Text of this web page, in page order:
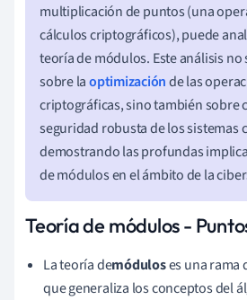
multiplicación de puntos (una
cálculos criptográficos), puede
teoría de módulos. Este análisis
sobre laoptimizaciónde las
criptográficas, sino también sobre
seguridad robusta de los sistemas
demostrando las profundas
de módulos en el ámbito de la
Teoría de módulos -
La teoría demóduloses una rama
que generaliza los conceptos del